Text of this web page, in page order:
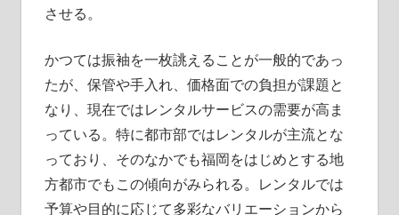
させる。
かつては振袖を一枚誂えることが一般的であっ
たが、保管や手入れ、価格面での負担が課題と
なり、現在ではレンタルサービスの需要が高ま
っている。特に都市部ではレンタルが主流とな
っており、そのなかでも福岡をはじめとする地
方都市でもこの傾向がみられる。レンタルでは
予算や目的に応じて多彩なバリエーションから